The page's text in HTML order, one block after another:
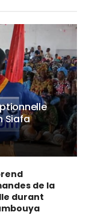
Siafa
de la
durant